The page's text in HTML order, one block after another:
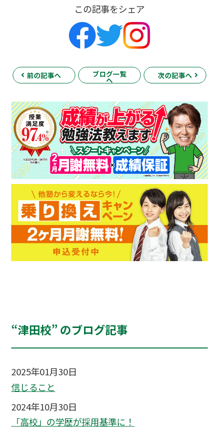
この記事をシェア
前の記事へ ブログ一覧
へ
次の記事へ
“津田校” のブログ記事
2025年01月30日
信じること
2024年10月30日
「高校」の学歴が採用基準に！